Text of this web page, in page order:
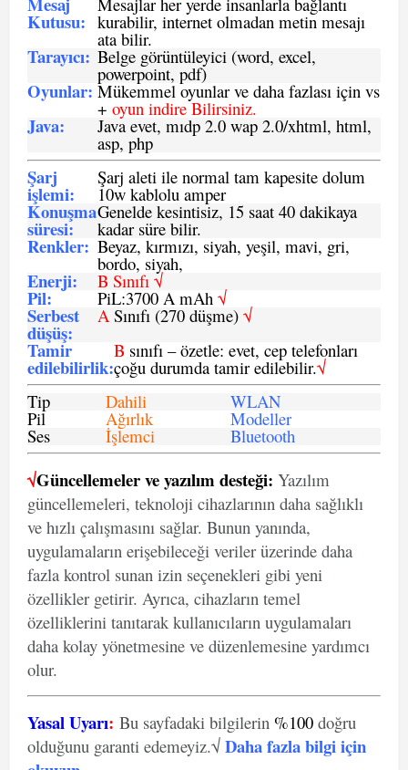
Kutusu: kurabilir, internet olmadan metin mesajı
ata bilir.
Tarayıcı: Belge görüntüleyici (word, excel,
powerpoint, pdf)
Oyunlar: Mükemmel oyunlar ve daha fazlası için vs
+ oyun indire Bilirsiniz.
Java: Java evet, mıdp 2.0 wap 2.0/xhtml, html,
asp, php
Şarj
işlemi:
Şarj aleti ile normal tam kapesite dolum
10w kablolu amper
Konuşma
süresi:
Genelde kesintisiz, 15 saat 40 dakikaya
kadar süre bilir.
Renkler: Beyaz, kırmızı, siyah, yeşil, mavi, gri,
bordo, siyah,
Enerji: B Sınıfı √
Pil: PiL:3700 A mAh √
Serbest
düşüş:
ASınıfı (270 düşme) √
Tamir
edilebilirlik:
B sınıfı – özetle: evet, cep telefonları
çoğu durumda tamir edilebilir.√
Tip
Dahili WLAN
Pil Ağırlık Modeller
Ses İşlemci Bluetooth
√Güncellemeler ve yazılım desteği: Yazılım
güncellemeleri, teknoloji cihazlarının daha sağlıklı
ve hızlı çalışmasını sağlar. Bunun yanında,
uygulamaların erişebileceği veriler üzerinde daha
fazla kontrol sunan izin seçenekleri gibi yeni
özellikler getirir. Ayrıca, cihazların temel
özelliklerini tanıtarak kullanıcıların uygulamaları
daha kolay yönetmesine ve düzenlemesine yardımcı
olur.
Yasal Uyarı: Bu sayfadaki bilgilerin %100 doğru
olduğunu garanti edemeyiz.√ Daha fazla bilgi için